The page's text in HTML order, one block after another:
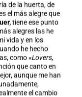
de la huerta, de
el más alegre que
tiene ese punto
alegres las he
vida y en los
he hecho
como «Lovers,
que canto en
aunque me han
el cambio